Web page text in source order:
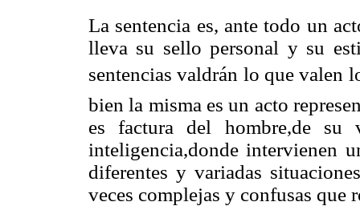
La sentencia es, ante todo un
lleva su sello personal y su
sentencias valdrán lo que valen
bien la misma es un acto
es factura del hombre,de su
inteligencia,donde intervienen
diferentes y variadas
veces complejas y confusas que